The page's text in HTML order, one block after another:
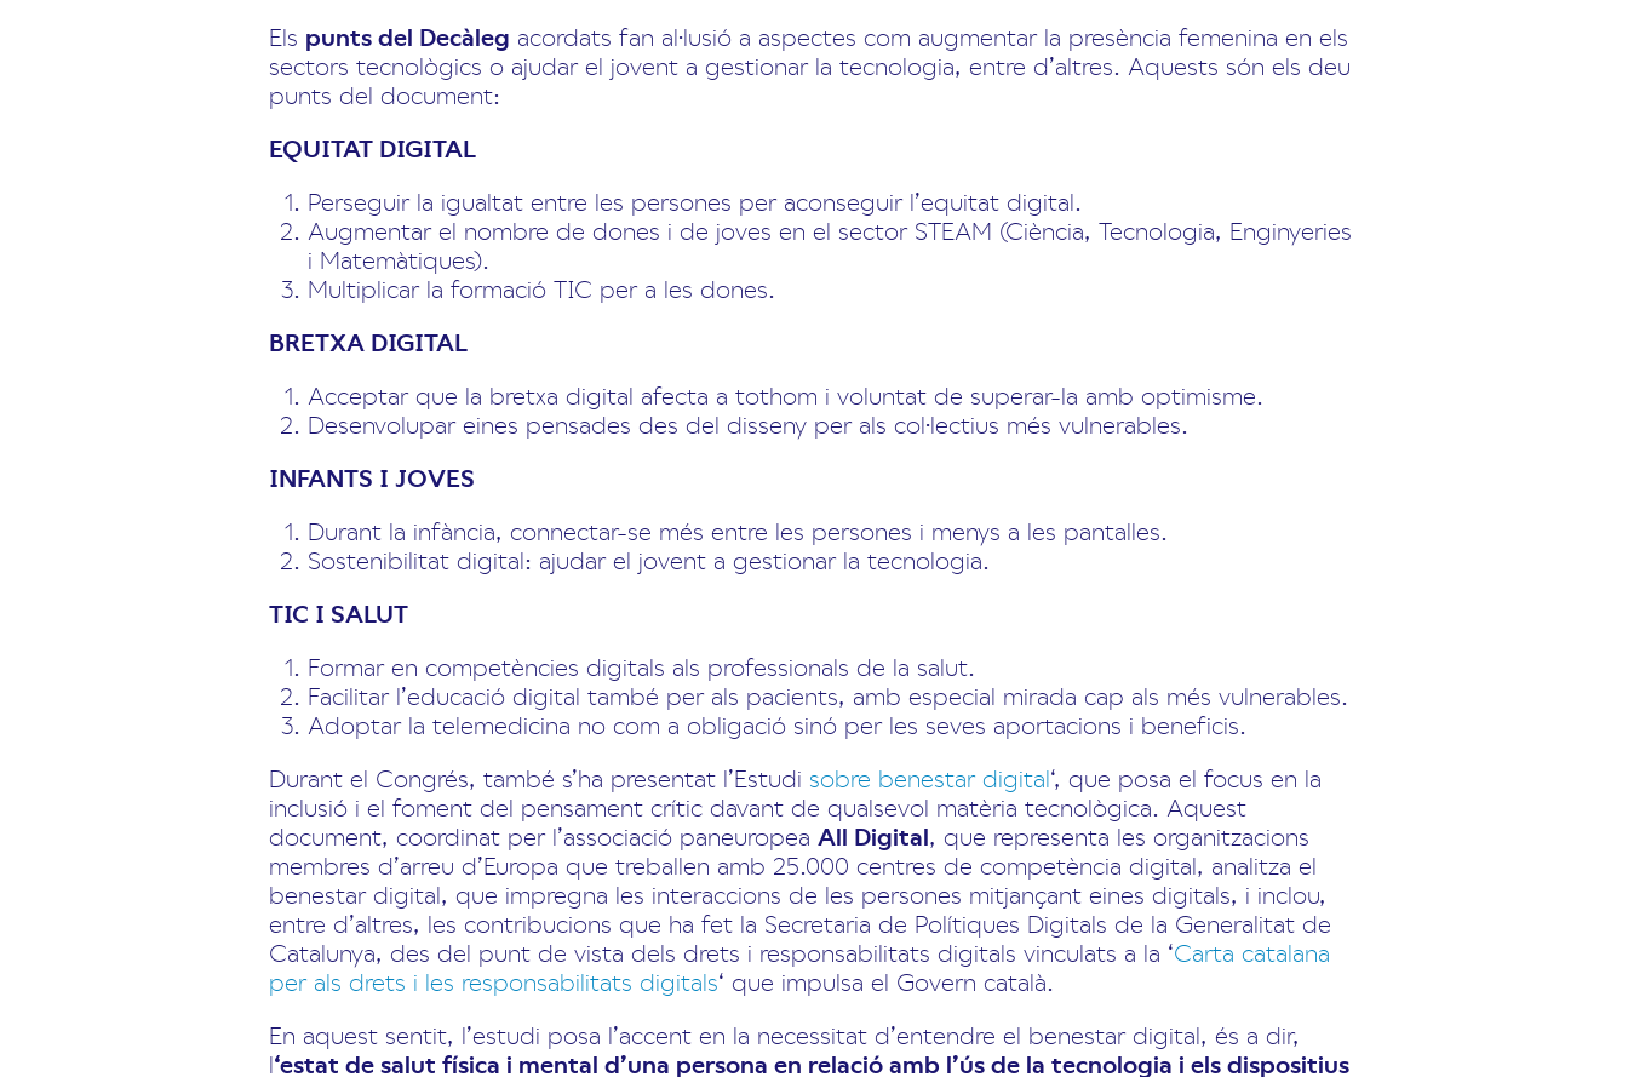
Els punts del Decàleg acordats fan al·lusió a aspectes com augmentar la presència femenina en els
sectors tecnològics o ajudar el jovent a gestionar la tecnologia, entre d’altres. Aquests són els deu
punts del document:
EQUITAT DIGITAL
Perseguir la igualtat entre les persones per aconseguir l’equitat digital.
Augmentar el nombre de dones i de joves en el sector STEAM (Ciència, Tecnologia, Enginyeries
i Matemàtiques).
Multiplicar la formació TIC per a les dones.
BRETXA DIGITAL
Acceptar que la bretxa digital afecta a tothom i voluntat de superar-la amb optimisme.
Desenvolupar eines pensades des del disseny per als col·lectius més vulnerables.
INFANTS I JOVES
Durant la infància, connectar-se més entre les persones i menys a les pantalles.
Sostenibilitat digital: ajudar el jovent a gestionar la tecnologia.
TIC I SALUT
Formar en competències digitals als professionals de la salut.
Facilitar l’educació digital també per als pacients, amb especial mirada cap als més vulnerables.
Adoptar la telemedicina no com a obligació sinó per les seves aportacions i beneficis.
Durant el Congrés, també s’ha presentat l’Estudi sobre benestar digital‘, que posa el focus en la
inclusió i el foment del pensament crític davant de qualsevol matèria tecnològica. Aquest
document, coordinat per l’associació paneuropea All Digital, que representa les organitzacions
membres d’arreu d’Europa que treballen amb 25.000 centres de competència digital, analitza el
benestar digital, que impregna les interaccions de les persones mitjançant eines digitals, i inclou,
entre d’altres, les contribucions que ha fet la Secretaria de Polítiques Digitals de la Generalitat de
Catalunya, des del punt de vista dels drets i responsabilitats digitals vinculats a la ‘Carta catalana
per als drets i les responsabilitats digitals‘ que impulsa el Govern català.
En aquest sentit, l’estudi posa l’accent en la necessitat d’entendre el benestar digital, és a dir,
l‘estat de salut física i mental d’una persona en relació amb l’ús de la tecnologia i els dispositius